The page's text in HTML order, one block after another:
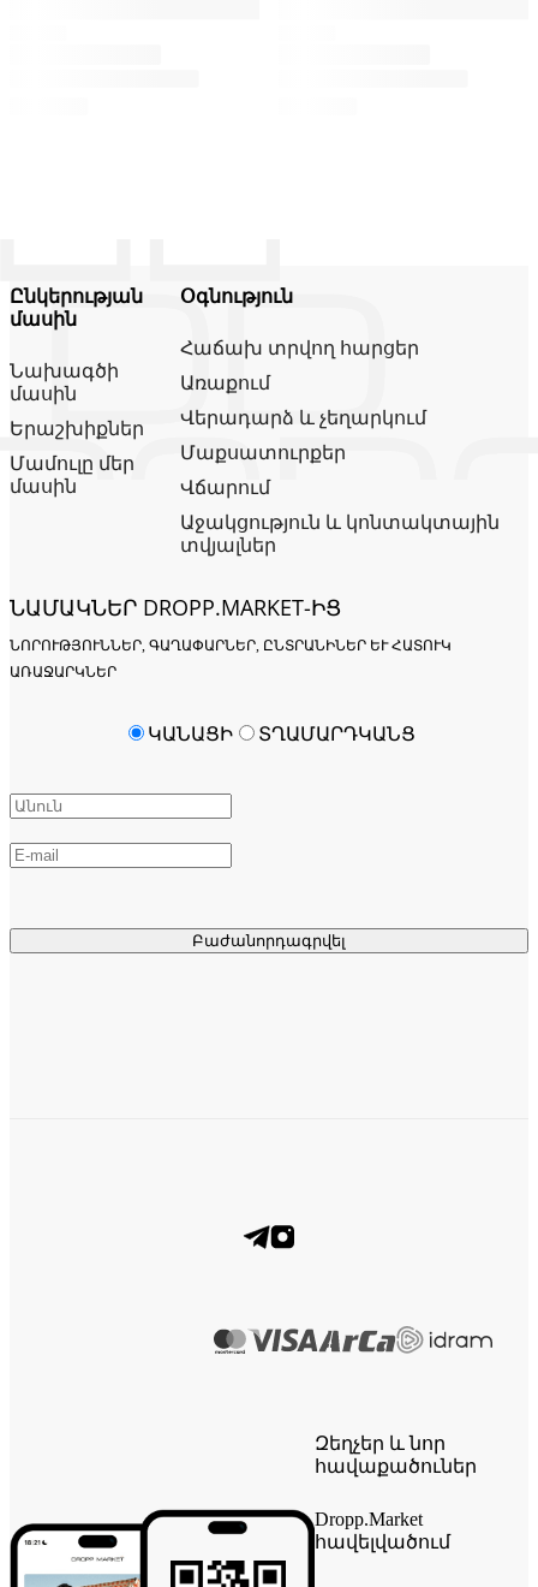
Ընկերության
մասին
Նախագծի
մասին
Երաշխիքներ
Մամուլը մեր
մասին
Օգնություն
Հաճախ տրվող հարցեր
Առաքում
Վերադարձ և չեղարկում
Մաքսատուրքեր
Վճարում
Աջակցություն և կոնտակտային
տվյալներ
ՆԱՄԱԿՆԵՐ DROPP.MARKET-ԻՑ
ՆՈՐՈՒԹՅՈՒՆՆԵՐ, ԳԱՂԱՓԱՐՆԵՐ, ԸՆՏՐԱՆԻՆԵՐ ԵՒ ՀԱՏՈՒԿ Ա
ՌԱՋԱՐԿՆԵՐ
Բաժանորդագրվել
ԿԱՆԱՑԻ ՏՂԱՄԱՐԴԿԱՆՑ
Զեղչեր և նոր
հավաքածուներ
Dropp.Market
հավելվածում